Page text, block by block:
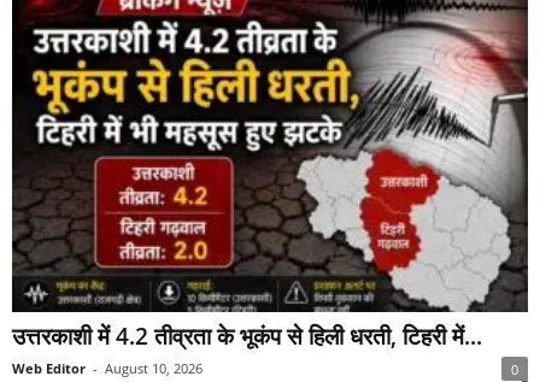
उत्तरकाशी में 4.2 तीव्रता के भूकंप से हिली धरती, टिहरी में...
Web Editor - August 10, 2026 0